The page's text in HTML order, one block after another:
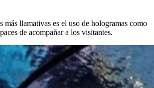
más llamativas es el uso de hologramas como
de acompañar a los visitantes.